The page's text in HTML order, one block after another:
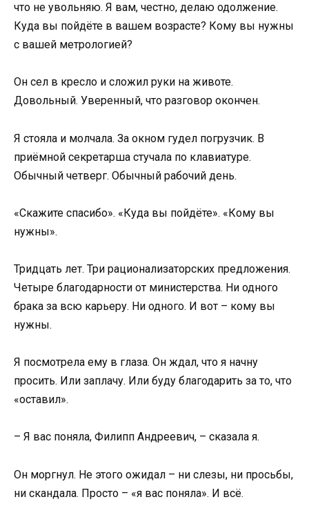
что не увольняю. Я вам, честно, делаю одолжение.
Куда вы пойдёте в вашем возрасте? Кому вы нужны
с вашей метрологией?
Он сел в кресло и сложил руки на животе.
Довольный. Уверенный, что разговор окончен.
Я стояла и молчала. За окном гудел погрузчик. В
приёмной секретарша стучала по клавиатуре.
Обычный четверг. Обычный рабочий день.
«Скажите спасибо». «Куда вы пойдёте». «Кому вы
нужны».
Тридцать лет. Три рационализаторских предложения.
Четыре благодарности от министерства. Ни одного
брака за всю карьеру. Ни одного. И вот – кому вы
нужны.
Я посмотрела ему в глаза. Он ждал, что я начну
просить. Или заплачу. Или буду благодарить за то, что
«оставил».
– Я вас поняла, Филипп Андреевич, – сказала я.
Он моргнул. Не этого ожидал – ни слезы, ни просьбы,
ни скандала. Просто – «я вас поняла». И всё.